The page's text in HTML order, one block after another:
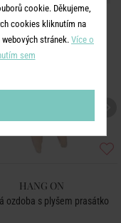
HANG ON
ozdoba s plyšem prasátko
cookie. Děkujeme,
cookies kliknutím na
stránek. Více o
sem